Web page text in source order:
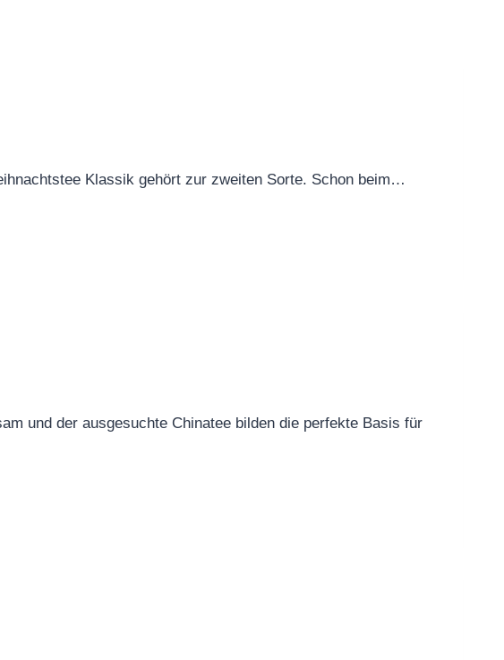
Klassik gehört zur zweiten Sorte. Schon beim…
und der ausgesuchte Chinatee bilden die perfekte Basis für